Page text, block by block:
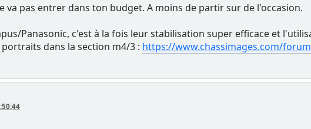
va pas entrer dans ton budget. A moins de partir sur de l'occasion.
Panasonic, c'est à la fois leur stabilisation super efficace et
dans la section m4/3 : https://www.chassimages.com/